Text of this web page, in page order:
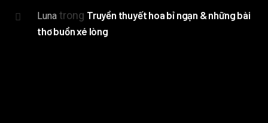
Luna trong Truyền thuyết hoa bỉ ngạn & những bài
thơ buồn xé lòng